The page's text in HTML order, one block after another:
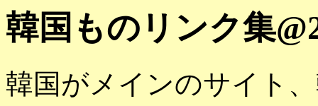
韓国ものリンク集
韓国がメインのサイト